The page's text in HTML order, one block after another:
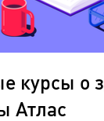
курсы о
Атлас